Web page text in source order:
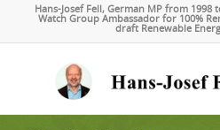
Hans-Josef Fell, German MP from 1998
Watch Group Ambassador for 100%
draft Renewable